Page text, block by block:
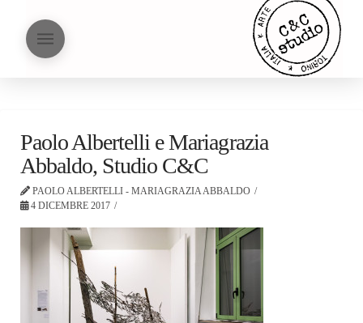
Paolo Albertelli e Mariagrazia
Abbaldo, Studio C&C
PAOLO ALBERTELLI - MARIAGRAZIA ABBALDO
4 DICEMBRE 2017